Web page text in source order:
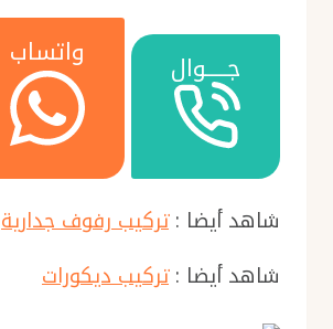
جـــــوال واتساب
شاهد أيضا :تركيب رفوف جدارية
شاهد أيضا :تركيب ديكورات